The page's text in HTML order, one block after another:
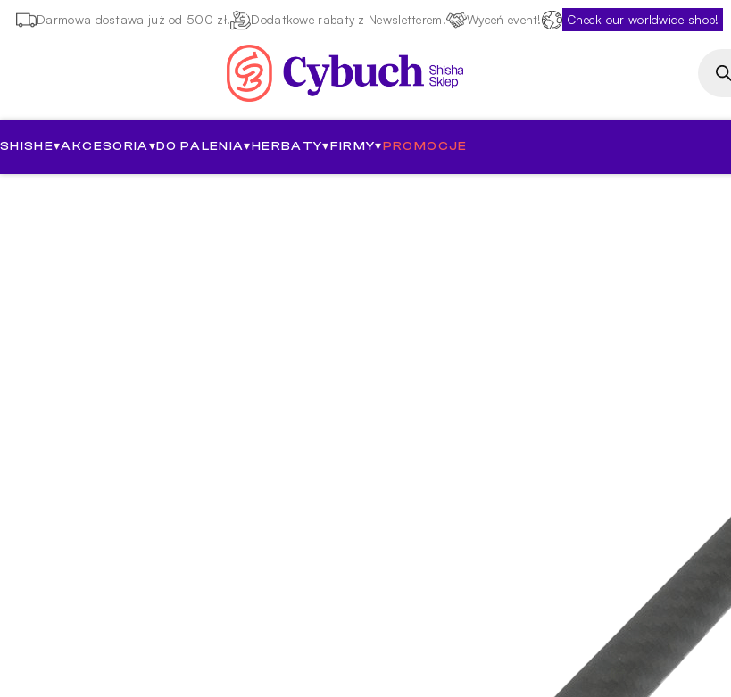
Darmowa dostawa już od 500 zł! Dodatkowe rabaty z Newsletterem! Wyceń event! Check our worldwide shop!
SHISHE▾AKCESORIA▾DO PALENIA▾HERBATY▾FIRMY▾PROMOCJE